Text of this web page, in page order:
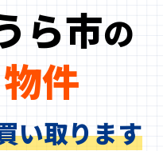
ら市の
件
い取ります